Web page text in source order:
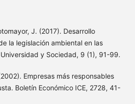
J. (2017). Desarrollo
la legislación ambiental en las
Universidad y Sociedad, 9 (1), 91-99.
Empresas más responsables
Boletín Económico ICE, 2728, 41-